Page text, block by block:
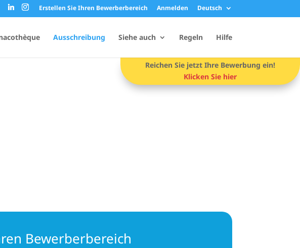
Erstellen Sie Ihren Bewerberbereich Anmelden Deutsch
Ausschreibung Siehe auch Regeln Hilfe
Reichen Sie jetzt Ihre Bewerbung ein!
Klicken Sie hier
Bewerberbereich